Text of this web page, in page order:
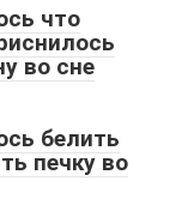
что
во сне
белить
печку во